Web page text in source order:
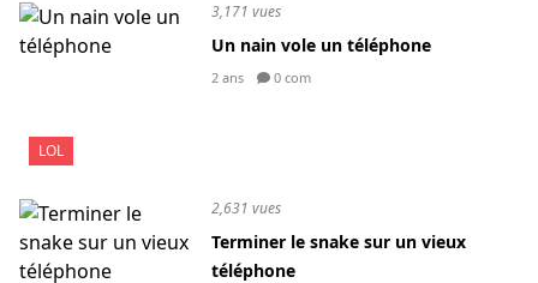
LOL
3,171 vues
Un nain vole un téléphone
2 ans 0 com
2,631 vues
Terminer le snake sur un vieux
téléphone